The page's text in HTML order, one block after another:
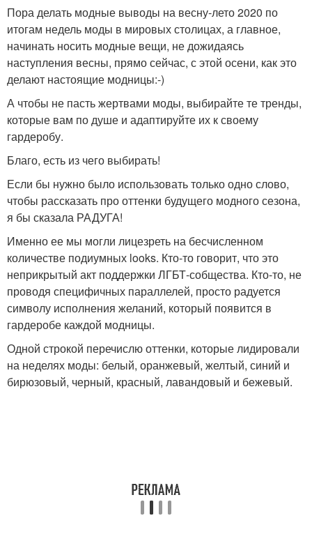
Пора делать модные выводы на весну-лето 2020 по
итогам недель моды в мировых столицах, а главное,
начинать носить модные вещи, не дожидаясь
наступления весны, прямо сейчас, с этой осени, как это
делают настоящие модницы:-)
А чтобы не пасть жертвами моды, выбирайте те тренды,
которые вам по душе и адаптируйте их к своему
гардеробу.
Благо, есть из чего выбирать!
Если бы нужно было использовать только одно слово,
чтобы рассказать про оттенки будущего модного сезона,
я бы сказала РАДУГА!
Именно ее мы могли лицезреть на бесчисленном
количестве подиумных looks. Кто-то говорит, что это
неприкрытый акт поддержки ЛГБТ-собщества. Кто-то, не
проводя специфичных параллелей, просто радуется
символу исполнения желаний, который появится в
гардеробе каждой модницы.
Одной строкой перечислю оттенки, которые лидировали
на неделях моды: белый, оранжевый, желтый, синий и
бирюзовый, черный, красный, лавандовый и бежевый.